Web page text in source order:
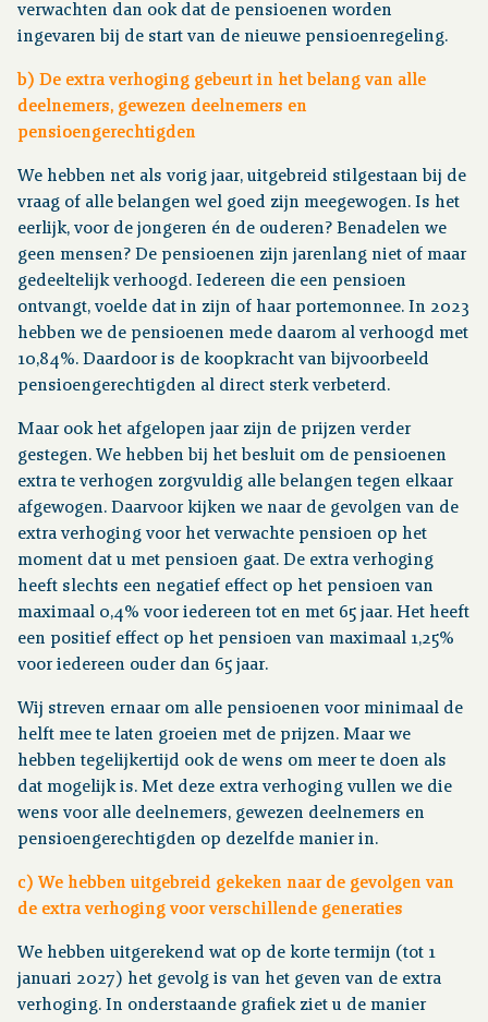
verwachten dan ook dat de pensioenen worden
ingevaren bij de start van de nieuwe pensioenregeling.
b) De extra verhoging gebeurt in het belang van alle
deelnemers, gewezen deelnemers en
pensioengerechtigden
We hebben net als vorig jaar, uitgebreid stilgestaan bij de
vraag of alle belangen wel goed zijn meegewogen. Is het
eerlijk, voor de jongeren én de ouderen? Benadelen we
geen mensen? De pensioenen zijn jarenlang niet of maar
gedeeltelijk verhoogd. Iedereen die een pensioen
ontvangt, voelde dat in zijn of haar portemonnee. In 2023
hebben we de pensioenen mede daarom al verhoogd met
10,84%. Daardoor is de koopkracht van bijvoorbeeld
pensioengerechtigden al direct sterk verbeterd.
Maar ook het afgelopen jaar zijn de prijzen verder
gestegen. We hebben bij het besluit om de pensioenen
extra te verhogen zorgvuldig alle belangen tegen elkaar
afgewogen. Daarvoor kijken we naar de gevolgen van de
extra verhoging voor het verwachte pensioen op het
moment dat u met pensioen gaat. De extra verhoging
heeft slechts een negatief effect op het pensioen van
maximaal 0,4% voor iedereen tot en met 65 jaar. Het heeft
een positief effect op het pensioen van maximaal 1,25%
voor iedereen ouder dan 65 jaar.
Wij streven ernaar om alle pensioenen voor minimaal de
helft mee te laten groeien met de prijzen. Maar we
hebben tegelijkertijd ook de wens om meer te doen als
dat mogelijk is. Met deze extra verhoging vullen we die
wens voor alle deelnemers, gewezen deelnemers en
pensioengerechtigden op dezelfde manier in.
c) We hebben uitgebreid gekeken naar de gevolgen van
de extra verhoging voor verschillende generaties
We hebben uitgerekend wat op de korte termijn (tot 1
januari 2027) het gevolg is van het geven van de extra
verhoging. In onderstaande grafiek ziet u de manier